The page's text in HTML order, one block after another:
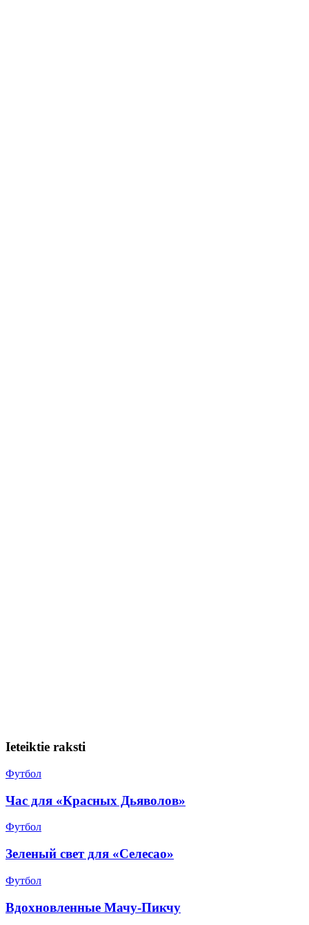
Ieteiktie raksti
Футбол
Час для «Красных Дьяволов»
Футбол
Зеленый свет для «Селесао»
Футбол
Вдохновленные Мачу-Пикчу